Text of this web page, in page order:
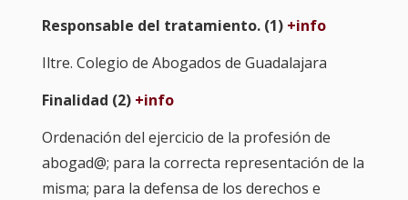
Responsable del tratamiento. (1) +info
Iltre. Colegio de Abogados de Guadalajara
Finalidad (2) +info
Ordenación del ejercicio de la profesión de
abogad@; para la correcta representación de la
misma; para la defensa de los derechos e